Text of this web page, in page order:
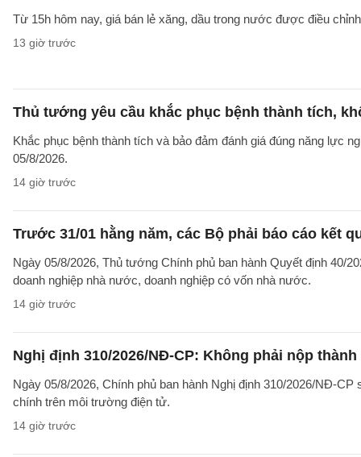
Từ 15h hôm nay, giá bán lẻ xăng, dầu trong nước được điều
13 giờ trước
Thủ tướng yêu cầu khắc phục bệnh thành tích,
Khắc phục bệnh thành tích và bảo đảm đánh giá đúng năng lực
05/8/2026.
14 giờ trước
Trước 31/01 hằng năm, các Bộ phải báo cáo kết
Ngày 05/8/2026, Thủ tướng Chính phủ ban hành Quyết định 40/
doanh nghiệp nhà nước, doanh nghiệp có vốn nhà nước.
14 giờ trước
Nghị định 310/2026/NĐ-CP: Không phải nộp
Ngày 05/8/2026, Chính phủ ban hành Nghị định 310/2026/NĐ-
chính trên môi trường điện tử.
14 giờ trước